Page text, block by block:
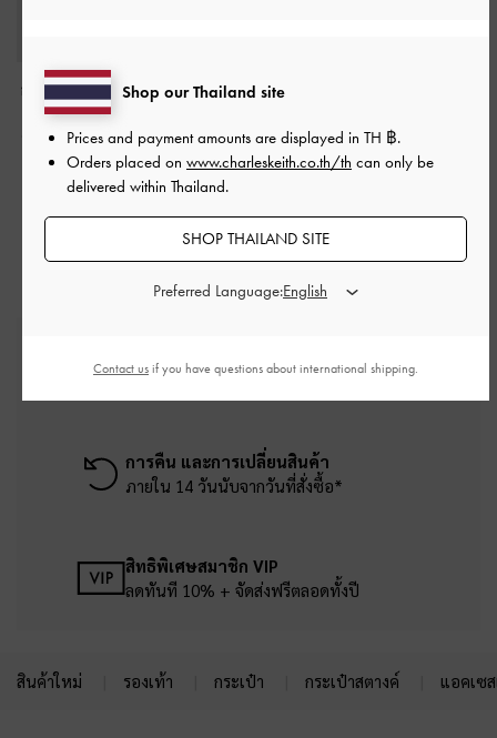
กระเป๋าสตางค์ลายตาราง
พร้อมสายโซ่ประดับมุก
รุ่น Alessia-สีชมพูอ่อน
฿2,790.00
กระเป๋ามินิดีเทลผ้าตาข่าย
Albany-สีขาว
เมื่อช้อปครบยอดขั้นต่ำ ฿2,500
การคืน และการเปลี่ยนสินค้า
ภายใน 14 วันนับจากวันที่สั่งซื้อ*
สิทธิพิเศษสมาชิก VIP
ลดทันที 10% + จัดส่งฟรีตลอดทั้งปี
สินค้าใหม่ รองเท้า กระเป๋า กระเป๋าสตางค์ แอคเซ
Shop our Thailand site
Prices and payment amounts are displayed in TH ฿.
Orders placed on www.charleskeith.co.th/th can only be
delivered within Thailand.
SHOP THAILAND SITE
Preferred Language:
Contact us if you have questions about international shipping.